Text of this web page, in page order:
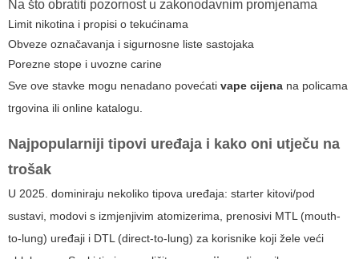
Na što obratiti pozornost u zakonodavnim promjenama
Limit nikotina i propisi o tekućinama
Obveze označavanja i sigurnosne liste sastojaka
Porezne stope i uvozne carine
Sve ove stavke mogu nenadano povećati vape cijena na policama
trgovina ili online katalogu.
Najpopularniji tipovi uređaja i kako oni utječu na
trošak
U 2025. dominiraju nekoliko tipova uređaja: starter kitovi/pod
sustavi, modovi s izmjenjivim atomizerima, prenosivi MTL (mouth-
to-lung) uređaji i DTL (direct-to-lung) za korisnike koji žele veći